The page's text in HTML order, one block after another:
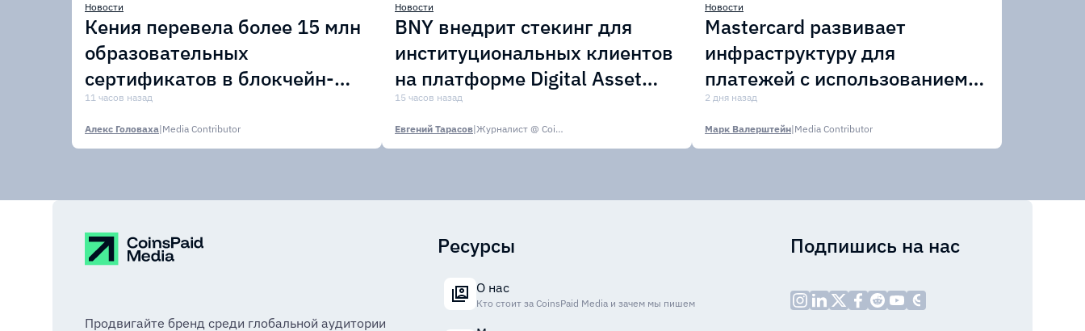
Новости
Кения перевела более 15 млн
образовательных
сертификатов в блокчейн-
сеть Avalanche
11 часов назад
Алекс Головаха|Media Contributor
Новости
BNY внедрит стекинг для
институциональных клиентов
на платформе Digital Asset
Custody
15 часов назад
Евгений Тарасов| Журналист @ CoinsPaid Media
Новости
Mastercard развивает
инфраструктуру для
платежей с использованием
стейблкоинов
2 дня назад
Марк Валерштейн|Media Contributor
Продвигайте бренд среди глобальной аудитории
Ресурсы
О нас
Кто стоит за CoinsPaid Media и зачем мы пишем
Подпишись на нас